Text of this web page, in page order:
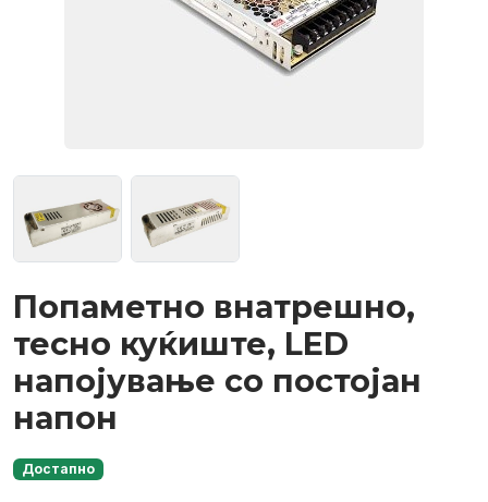
Попаметно внатрешно,
тесно куќиште, LED
напојување со постојан
напон
Достапно